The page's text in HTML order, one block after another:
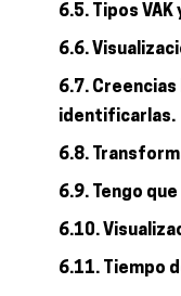
6.5. Tipos
6.6.
6.7.
identificarlas.
6.8.
6.9. Tengo
6.10.
6.11. Tiempo